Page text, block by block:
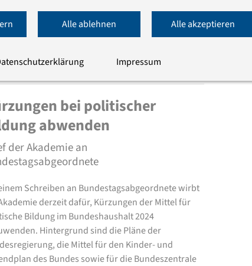
(BAG K+R) in Dresden. Mit einer
auf …
bei politischer
abwenden
der Akademie an
Schreiben an Bundestagsabgeordnete wirbt
derzeit dafür, Kürzungen der Mittel für
Bildung im Bundeshaushalt 2024
Hintergrund sind die Pläne der
die Mittel für den Kinder- und
des Bundes sowie für die Bundeszentrale
Alle ablehnen Alle akzeptieren
Impressum